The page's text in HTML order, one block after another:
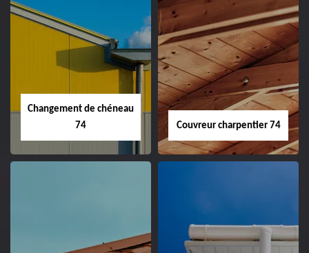
Changement de chéneau
74
Couvreur charpentier 74